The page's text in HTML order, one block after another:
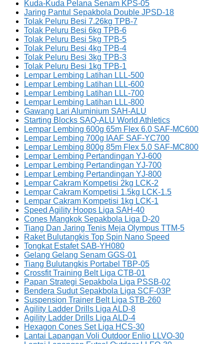
Kuda-Kuda Pelana Senam KPS-05
Jaring Pantul Sepakbola Double JPSD-18
Tolak Peluru Besi 7.26kg TPB-7
Tolak Peluru Besi 6kg TPB-6
Tolak Peluru Besi 5kg TPB-5
Tolak Peluru Besi 4kg TPB-4
Tolak Peluru Besi 3kg TPB-3
Tolak Peluru Besi 1kg TPB-1
Lempar Lembing Latihan LLL-500
Lempar Lembing Latihan LLL-600
Lempar Lembing Latihan LLL-700
Lempar Lembing Latihan LLL-800
Gawang Lari Aluminium SAH-ALU
Starting Blocks SAQ-ALU World Athletics
Lempar Lembing 600g 65m Flex 6.0 SAF-MC600
Lempar Lembing 700g IAAF SAF-YC700
Lempar Lembing 800g 85m Flex 5.0 SAF-MC800
Lempar Lembing Pertandingan YJ-600
Lempar Lembing Pertandingan YJ-700
Lempar Lembing Pertandingan YJ-800
Lempar Cakram Kompetisi 2kg LCK-2
Lempar Cakram Kompetisi 1.5kg LCK-1.5
Lempar Cakram Kompetisi 1kg LCK-1
Speed Agility Hoops Liga SAH-40
Cones Mangkok Sepakbola Liga D-20
Tiang Dan Jaring Tenis Meja Olympus TTM-5
Raket Bulutangkis Top Spin Nano Speed
Tongkat Estafet SAB-YH080
Gelang Gelang Senam GGS-01
Tiang Bulutangkis Portabel TBP-05
Crossfit Training Belt Liga CTB-01
Papan Strategi Sepakbola Liga PSSB-02
Bendera Sudut Sepakbola Liga SCF-03P
Suspension Trainer Belt Liga STB-260
Agility Ladder Drills Liga ALD-8
Agility Ladder Drills Liga ALD-4
Hexagon Cones Set Liga HCS-30
Lantai Lapangan Voli Outdoor Enlio LLVO-30